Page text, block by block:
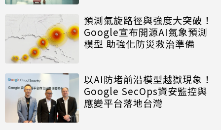
預測氣旋路徑與強度大突破！
Google宣布開源AI氣象預測
模型 助強化防災救治準備
以AI防堵前沿模型越獄現象！
Google SecOps資安監控與
應變平台落地台灣